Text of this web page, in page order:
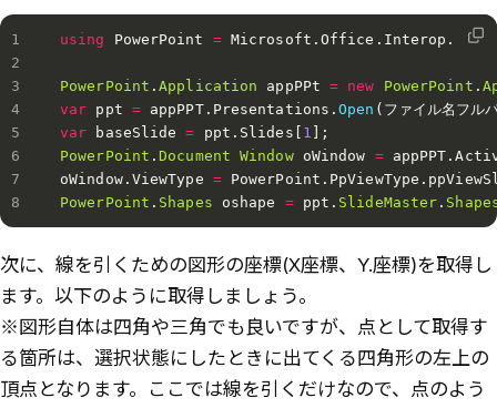
using PowerPoint = Microsoft . Office . Interop .
PowerPoint .Application appPPt = new PowerPoint .
var ppt = appPPT. Presentations .Open ( ファイル名フル
var baseSlide = ppt . Slides [ 1 ] ;
PowerPoint .Document Window oWindow = appPPT .
oWindow. ViewType = PowerPoint . PpViewType .
PowerPoint . Shapes oshape = ppt . SlideMaster .
次に、線を引くための図形の座標(X座標、Y.座標)を取得し
ます。以下のように取得しましょう。
※図形自体は四角や三角でも良いですが、点として取得す
る箇所は、選択状態にしたときに出てくる四角形の左上の
頂点となります。ここでは線を引くだけなので、点のよう